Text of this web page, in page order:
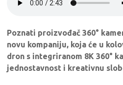
Poznati proizvođač 360°
novu kompaniju, koja će u
dron s integriranom 8K 360°
jednostavnost i kreativnu